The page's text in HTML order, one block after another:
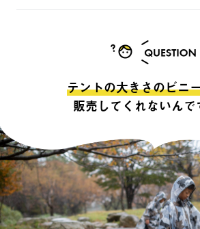
テントの大きさのビニ
販売してくれないんで